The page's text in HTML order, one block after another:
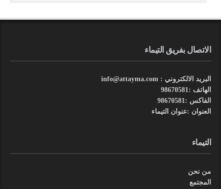
الاتصال بفريق التيماء
البريد الالكتروني : info@attayma.com
الهاتف :98670581
الفاكس :98670581
العنوان :عنوان التيماء
التيماء
من نحن
المجتمع